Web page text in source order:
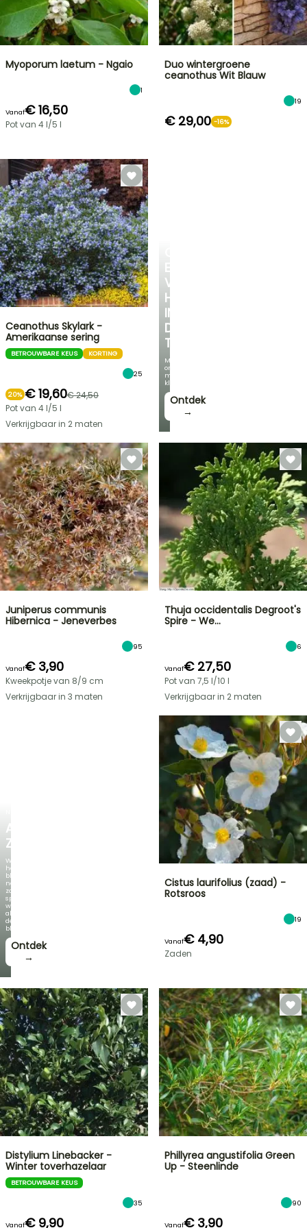
EEN
VERKOELEND
HOEKJE
IN
DE
TUIN
Met
onze
mooiste
klimplanten!
Ontdek
→
AGAPANTHUS
ZAMBEZI
Wanneer
het
blad
net
zo
spectaculair
wordt
als
de
bloei!
Ontdek
→
Myoporum laetum - Ngaio
1
Vanaf€ 16,50
Pot van 4 l/5 l
Duo wintergroene
ceanothus Wit Blauw
19
€ 29,00 -16%
Ceanothus Skylark -
Amerikaanse sering
BETROUWBARE KEUS KORTING
25
20% € 19,60€ 24,50
Pot van 4 l/5 l
Verkrijgbaar in 2 maten
Juniperus communis
Hibernica - Jeneverbes
95
Vanaf€ 3,90
Kweekpotje van 8/9 cm
Verkrijgbaar in 3 maten
Thuja occidentalis Degroot's
Spire - We…
6
Vanaf€ 27,50
Pot van 7,5 l/10 l
Verkrijgbaar in 2 maten
Cistus laurifolius (zaad) -
Rotsroos
19
Vanaf€ 4,90
Zaden
Distylium Linebacker -
Winter toverhazelaar
BETROUWBARE KEUS
35
Vanaf€ 9,90
Phillyrea angustifolia Green
Up - Steenlinde
90
Vanaf€ 3,90